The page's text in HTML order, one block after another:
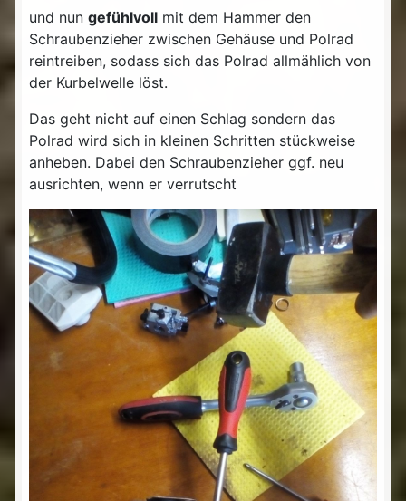
und nun gefühlvoll mit dem Hammer den
Schraubenzieher zwischen Gehäuse und Polrad
reintreiben, sodass sich das Polrad allmählich von
der Kurbelwelle löst.
Das geht nicht auf einen Schlag sondern das
Polrad wird sich in kleinen Schritten stückweise
anheben. Dabei den Schraubenzieher ggf. neu
ausrichten, wenn er verrutscht